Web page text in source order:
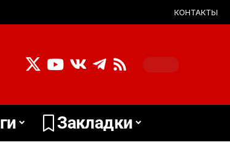
КОНТАКТЫ
Закладки